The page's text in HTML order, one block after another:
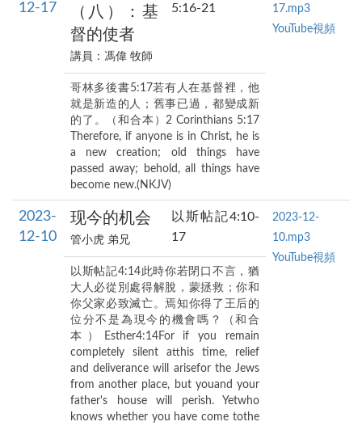
12-17
（八）：基
督的使者
講員：馮偉 牧師
5:16-21
17.mp3
YouTube視頻
哥林多後書5:17若有人在基督裡，他
就是新造的人；舊事已過，都變成新
的了。（和合本）2 Corinthians 5:17
Therefore, if anyone is in Christ, he is
a new creation; old things have
passed away; behold, all things have
become new.(NKJV)
2023-
12-10
现今的机会
管小虎 弟兄
以斯帖記4:10-
17
2023-12-
10.mp3
YouTube視頻
以斯帖記4:14此時你若閉口不言，猶
大人必從別處得解脫，蒙拯救；你和
你父家必致滅亡。焉知你得了王后的
位分不是為現今的機會嗎？（和合
本）Esther4:14For if you remain
completely silent atthis time, relief
and deliverance will arisefor the Jews
from another place, but youand your
father's house will perish. Yetwho
knows whether you have come tothe